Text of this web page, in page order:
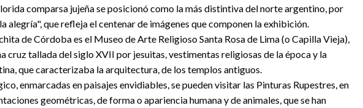
comparsa jujeña se posicionó como la más distintiva del norte argentino, por
alegría", que refleja el centenar de imágenes que componen la exhibición.
de Córdoba es el Museo de Arte Religioso Santa Rosa de Lima (o Capilla Vieja),
cruz tallada del siglo XVII por jesuitas, vestimentas religiosas de la época y la
que caracterizaba la arquitectura, de los templos antiguos.
enmarcadas en paisajes envidiables, se pueden visitar las Pinturas Rupestres, en
geométricas, de forma o apariencia humana y de animales, que se han